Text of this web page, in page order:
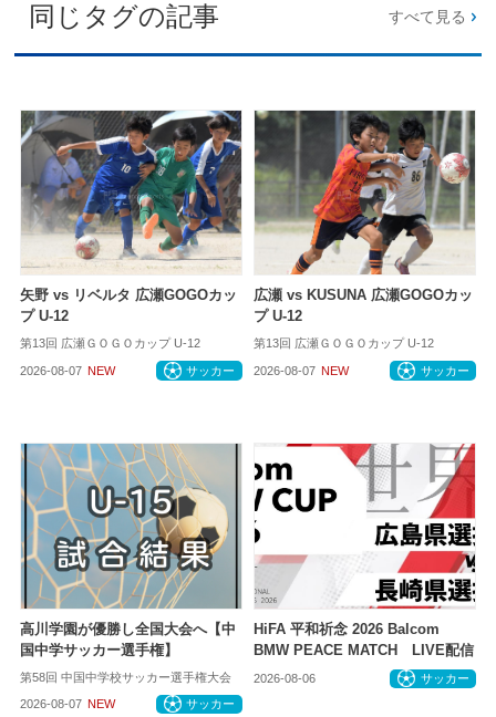
同じタグの記事 すべて見る
矢野 vs リベルタ 広瀬GOGOカッ
プ U-12
第13回 広瀬ＧＯＧＯカップ U-12
2026-08-07 NEW サッカー
広瀬 vs KUSUNA 広瀬GOGOカッ
プ U-12
第13回 広瀬ＧＯＧＯカップ U-12
2026-08-07 NEW サッカー
高川学園が優勝し全国大会へ【中
国中学サッカー選手権】
第58回 中国中学校サッカー選手権大会
2026-08-07 NEW サッカー
HiFA 平和祈念 2026 Balcom
BMW PEACE MATCH LIVE配信
2026-08-06 サッカー